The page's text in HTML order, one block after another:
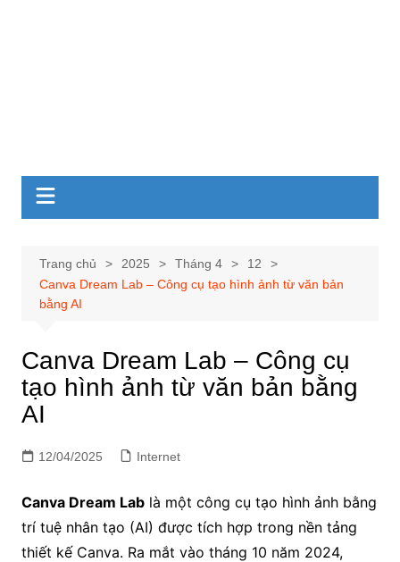
Trang chủ 2025 Tháng 4
12
Canva Dream Lab – Công cụ tạo hình ảnh từ văn bản
bằng AI
Canva Dream Lab – Công cụ
tạo hình ảnh từ văn bản bằng
AI
12/04/2025 Internet
Canva Dream Lablà một công cụ tạo hình ảnh bằng
trí tuệ nhân tạo (AI) được tích hợp trong nền tảng
thiết kế Canva. Ra mắt vào tháng 10 năm 2024,